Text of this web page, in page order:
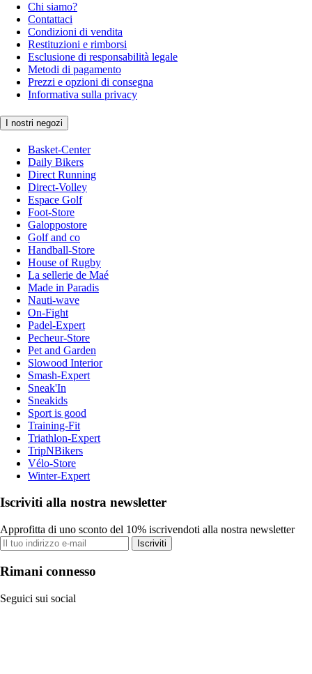
Chi siamo?
Contattaci
Condizioni di vendita
Restituzioni e rimborsi
Esclusione di responsabilità legale
Metodi di pagamento
Prezzi e opzioni di consegna
Informativa sulla privacy
I nostri negozi
Basket-Center
Daily Bikers
Direct Running
Direct-Volley
Espace Golf
Foot-Store
Galoppostore
Golf and co
Handball-Store
House of Rugby
La sellerie de Maé
Made in Paradis
Nauti-wave
On-Fight
Padel-Expert
Pecheur-Store
Pet and Garden
Slowood Interior
Smash-Expert
Sneak'In
Sneakids
Sport is good
Training-Fit
Triathlon-Expert
TripNBikers
Vélo-Store
Winter-Expert
Iscriviti alla nostra newsletter
Approfitta di uno sconto del 10% iscrivendoti alla nostra newsletter
Iscriviti
Rimani connesso
Seguici sui social